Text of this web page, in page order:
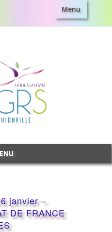
Menu
janvier –
DE FRANCE